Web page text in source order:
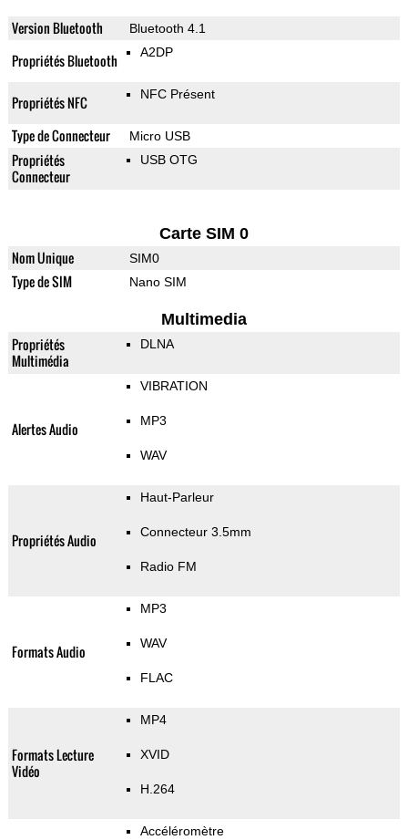
Version Bluetooth Bluetooth 4.1
Propriétés Bluetooth A2DP
Propriétés NFC NFC Présent
Type de Connecteur Micro USB
Propriétés
Connecteur
USB OTG
Carte SIM 0
Nom Unique SIM0
Type de SIM Nano SIM
Multimedia
Propriétés
Multimédia
DLNA
Alertes Audio
VIBRATION
MP3
WAV
Propriétés Audio
Haut-Parleur
Connecteur 3.5mm
Radio FM
Formats Audio
MP3
WAV
FLAC
Formats Lecture
Vidéo
MP4
XVID
H.264
Accéléromètre